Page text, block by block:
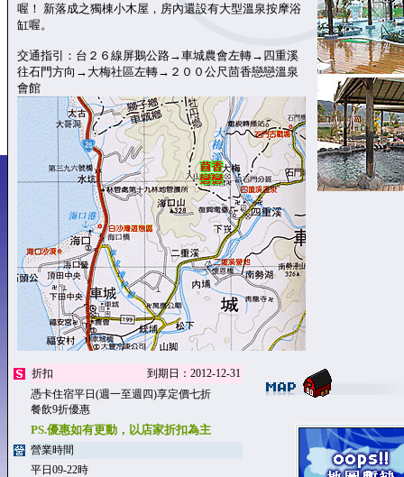
喔！ 新落成之獨棟小木屋，房內還設有大型溫泉按摩浴
缸喔。
交通指引：台２６線屏鵝公路→車城農會左轉→四重溪
往石門方向→大梅社區左轉→２００公尺茴香戀戀溫泉
會館
折扣
到期日：2012-12-31
憑卡住宿平日(週一至週四)享定價七折
餐飲9折優惠
PS.優惠如有更動，以店家折扣為主
營業時間
平日09-22時